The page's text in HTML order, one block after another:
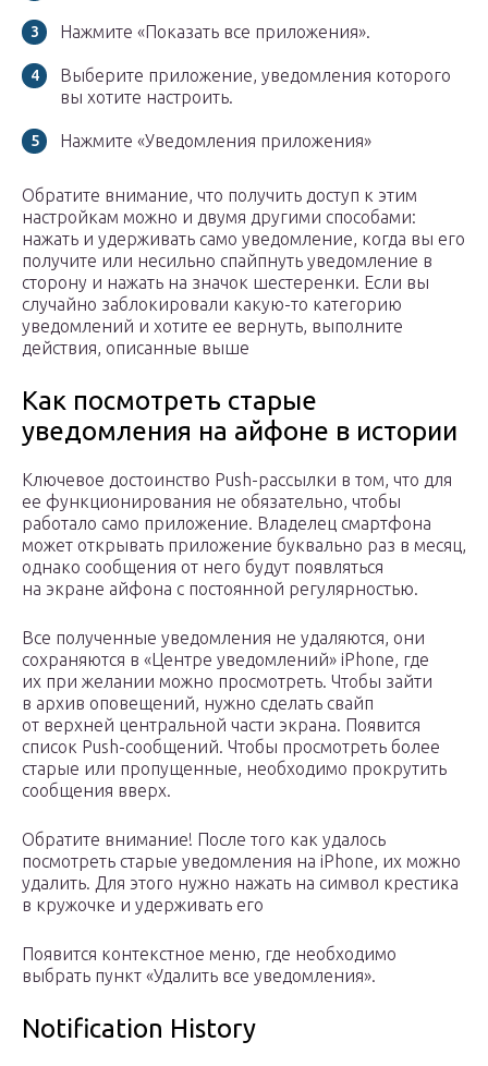
Нажмите «Показать все приложения».
Выберите приложение, уведомления которого
вы хотите настроить.
Нажмите «Уведомления приложения»
Обратите внимание, что получить доступ к этим
настройкам можно и двумя другими способами:
нажать и удерживать само уведомление, когда вы его
получите или несильно спайпнуть уведомление в
сторону и нажать на значок шестеренки. Если вы
случайно заблокировали какую-то категорию
уведомлений и хотите ее вернуть, выполните
действия, описанные выше
Как посмотреть старые
уведомления на айфоне в истории
Ключевое достоинство Push-рассылки в том, что для
ее функционирования не обязательно, чтобы
работало само приложение. Владелец смартфона
может открывать приложение буквально раз в месяц,
однако сообщения от него будут появляться
на экране айфона с постоянной регулярностью.
Все полученные уведомления не удаляются, они
сохраняются в «Центре уведомлений» iPhone, где
их при желании можно просмотреть. Чтобы зайти
в архив оповещений, нужно сделать свайп
от верхней центральной части экрана. Появится
список Push-сообщений. Чтобы просмотреть более
старые или пропущенные, необходимо прокрутить
сообщения вверх.
Обратите внимание! После того как удалось
посмотреть старые уведомления на iPhone, их можно
удалить. Для этого нужно нажать на символ крестика
в кружочке и удерживать его
Появится контекстное меню, где необходимо
выбрать пункт «Удалить все уведомления».
Notification History